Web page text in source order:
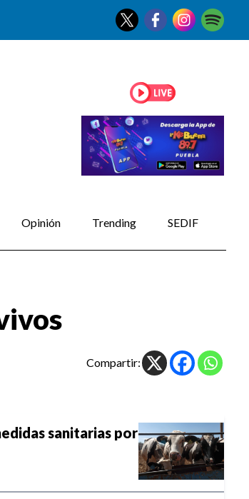
Opinión Trending SEDIF
Compartir:
sanitarias por